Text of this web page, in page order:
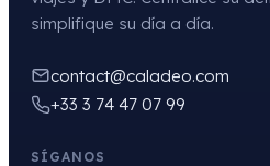
simplifique su día a día.
contact@caladeo.com
+33 3 74 47 07 99
SÍGANOS